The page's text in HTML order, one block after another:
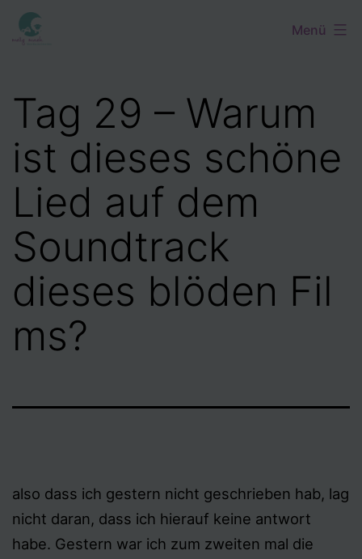
Zum
Inhalt
Menü
Tag 29 – Warum
ist dieses schöne
Lied auf dem
Soundtrack
dieses blöden Fil
ms?
also dass ich gestern nicht geschrieben hab, lag
nicht daran, dass ich hierauf keine antwort
habe. Gestern war ich zum zweiten mal die